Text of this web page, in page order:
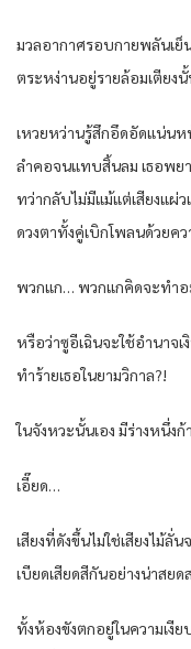
มวลอากาศรอบกายพลันเ
ตระหง่านอยู่รายล้อมเตียง
เหวยหว่านรู้สึกอึดอัดแน่นห
ลำคอจนแทบสิ้นลม เธอพย
ทว่ากลับไม่มีแม้แต่เสียงแผ่
ดวงตาทั้งคู่เบิกโพลนด้วยค
พวกแก… พวกแกคิดจะทำอ
หรือว่าซูอีเฉินจะใช้อำนาจ
ทำร้ายเธอในยามวิกาล?!
ในจังหวะนั้นเอง มีร่างหนึ่ง
เอี๊ยด…
เสียงที่ดังขึ้นไม่ใช่เสียงไม้ลั่
เบียดเสียดสีกันอย่างน่าสยด
ทั้งห้องขังตกอยู่ในความเงีย